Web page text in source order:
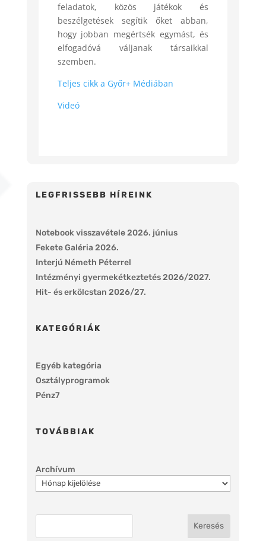
feladatok, közös játékok és
beszélgetések segítik őket abban,
hogy jobban megértsék egymást, és
elfogadóvá váljanak társaikkal
szemben.
Teljes cikk a Győr+ Médiában
Videó
LEGFRISSEBB HÍREINK
Notebook visszavétele 2026. június
Fekete Galéria 2026.
Interjú Németh Péterrel
Intézményi gyermekétkeztetés 2026/2027.
Hit- és erkölcstan 2026/27.
KATEGÓRIÁK
Egyéb kategória
Osztályprogramok
Pénz7
TOVÁBBIAK
Archívum
Keresés